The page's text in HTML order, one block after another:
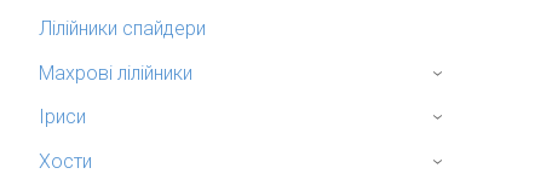
Лілійники спайдери
Махрові лілійники
›
Іриси ›
Хости ›